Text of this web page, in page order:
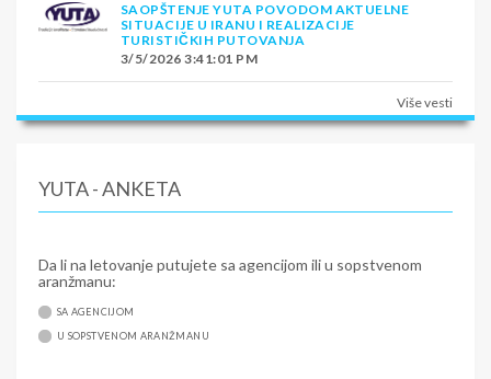
SAOPŠTENJE YUTA POVODOM AKTUELNE
SITUACIJE U IRANU I REALIZACIJE
TURISTIČKIH PUTOVANJA
3/5/2026 3:41:01 PM
Više vesti
YUTA - ANKETA
Da li na letovanje putujete sa agencijom ili u sopstvenom
aranžmanu:
SA AGENCIJOM
U SOPSTVENOM ARANŽMANU